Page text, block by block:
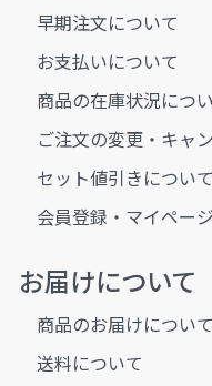
早期注文について
お支払いについて
商品の在庫状況につ
ご注文の変更・キャ
セット値引きについて
会員登録・マイペー
お届けについて
商品のお届けについて
送料について